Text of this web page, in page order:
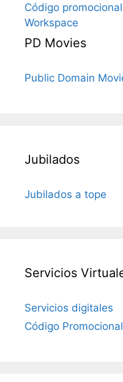
Código
Workspace
PD Movies
Public Domain
Jubilados
Jubilados a tope
Servicios
Servicios digitales
Código